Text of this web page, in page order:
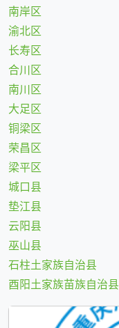
南岸区
渝北区
长寿区
合川区
南川区
大足区
铜梁区
荣昌区
梁平区
城口县
垫江县
云阳县
巫山县
石柱土家族自治县
酉阳土家族苗族自治县